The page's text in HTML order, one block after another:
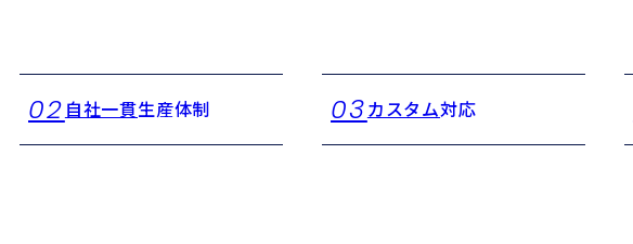
02自社一貫生産体制 03カスタム対応